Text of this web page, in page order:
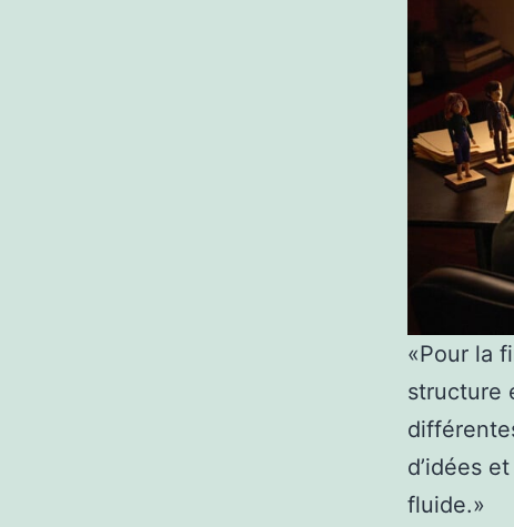
«Pour la
structure
d’idées
fluide.»